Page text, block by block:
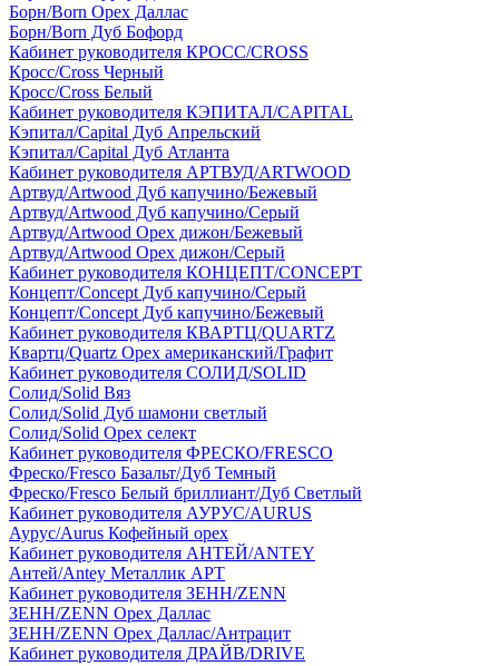
Борн/Born Орех Даллас
Борн/Born Дуб Бофорд
Кабинет руководителя КРОСС/CROSS
Кросс/Cross Черный
Кросс/Cross Белый
Кабинет руководителя КЭПИТАЛ/CAPITAL
Кэпитал/Capital Дуб Апрельский
Кэпитал/Capital Дуб Атланта
Кабинет руководителя АРТВУД/ARTWOOD
Артвуд/Artwood Дуб капучино/Бежевый
Артвуд/Artwood Дуб капучино/Серый
Артвуд/Artwood Орех дижон/Бежевый
Артвуд/Artwood Орех дижон/Серый
Кабинет руководителя КОНЦЕПТ/CONCEPT
Концепт/Concept Дуб капучино/Серый
Концепт/Concept Дуб капучино/Бежевый
Кабинет руководителя КВАРТЦ/QUARTZ
Квартц/Quartz Орех американский/Графит
Кабинет руководителя СОЛИД/SOLID
Солид/Solid Вяз
Солид/Solid Дуб шамони светлый
Солид/Solid Орех селект
Кабинет руководителя ФРЕСКО/FRESCO
Фреско/Fresco Базальт/Дуб Темный
Фреско/Fresco Белый бриллиант/Дуб Светлый
Кабинет руководителя АУРУС/AURUS
Аурус/Aurus Кофейный орех
Кабинет руководителя АНТЕЙ/ANTEY
Антей/Antey Металлик АРТ
Кабинет руководителя ЗЕНН/ZENN
ЗЕНН/ZENN Орех Даллас
ЗЕНН/ZENN Орех Даллас/Антрацит
Кабинет руководителя ДРАЙВ/DRIVE